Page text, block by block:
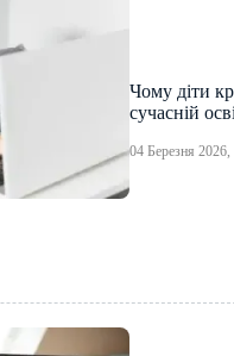
Чому діти
сучасній
04 Березня